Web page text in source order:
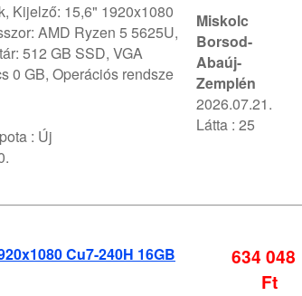
Kijelző: 15,6" 1920x1080
AMD Ryzen 5 5625U,
512 GB SSD, VGA
0 GB, Operációs rendsze
: Új
Miskolc
Borsod-
Abaúj-
Zemplén
2026.07.21.
Látta : 25
Cu7-240H 16GB
634 048
Ft